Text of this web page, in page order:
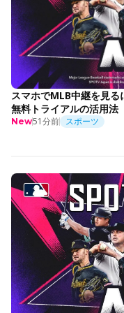
スマホでMLB中継を見
無料トライアルの活用法
New51分前 スポーツ